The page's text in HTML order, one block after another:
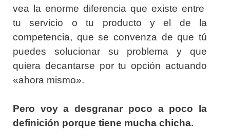
vea la enorme diferencia que existe entre
tu servicio o tu producto y el de la
competencia, que se convenza de que tú
puedes solucionar su problema y que
quiera decantarse por tu opción actuando
«ahora mismo».
Pero voy a desgranar poco a poco la
definición porque tiene mucha chicha.